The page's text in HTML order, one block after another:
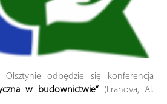
odbędzie się konferencja
w budownictwie”(Eranova, Al.